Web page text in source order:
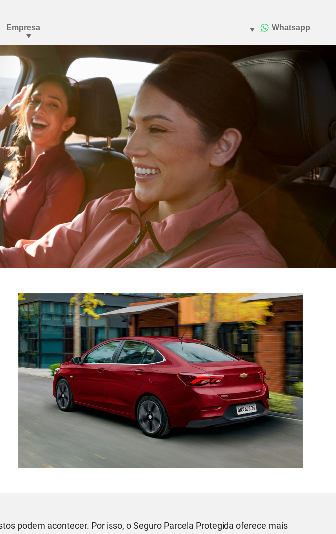
podem acontecer. Por isso, o Seguro Parcela Protegida oferece mais